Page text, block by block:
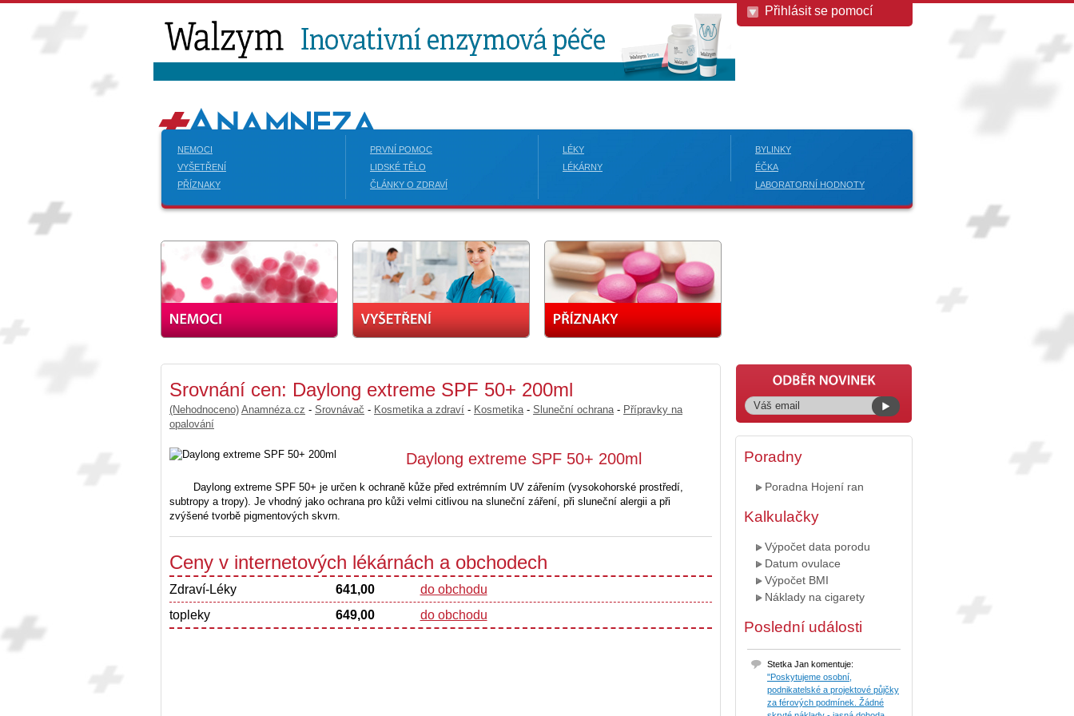
Přihlásit se pomocí
NEMOCI
VYŠETŘENÍ
PŘÍZNAKY
PRVNÍ POMOC
LIDSKÉ TĚLO
ČLÁNKY O ZDRAVÍ
LÉKY
LÉKÁRNY
BYLINKY
ÉČKA
LABORATORNÍ HODNOTY
Srovnání cen: Daylong extreme SPF 50+ 200ml
(Nehodnoceno) Anamnéza.cz - Srovnávač - Kosmetika a zdraví - Kosmetika - Sluneční ochrana - Přípravky na
opalování
Daylong extreme SPF 50+ 200ml
Daylong extreme SPF 50+ je určen k ochraně kůže před extrémním UV zářením (vysokohorské prostředí,
subtropy a tropy). Je vhodný jako ochrana pro kůži velmi citlivou na sluneční záření, při sluneční alergii a při
zvýšené tvorbě pigmentových skvrn.
Ceny v internetových lékárnách a obchodech
Zdraví-Léky 641,00
do obchodu
topleky
649,00 do obchodu
Poradny
Poradna Hojení ran
Kalkulačky
Výpočet data porodu
Datum ovulace
Výpočet BMI
Náklady na cigarety
Poslední události
Stetka Jan komentuje:
"Poskytujeme osobní,
podnikatelské a projektové půjčky
za férových podmínek. Žádné